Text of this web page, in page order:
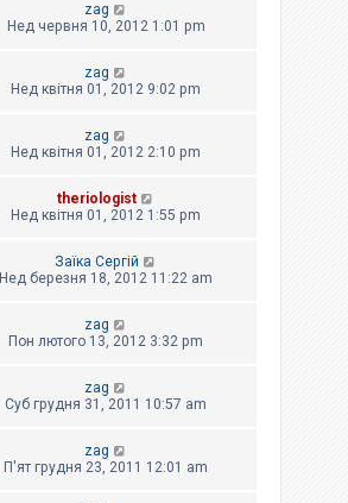
zag
Нед червня 10, 2012 1:01 pm
zag
Нед квітня 01, 2012 9:02 pm
zag
Нед квітня 01, 2012 2:10 pm
theriologist
Нед квітня 01, 2012 1:55 pm
Заїка Сергій
Нед березня 18, 2012 11:22 am
zag
Пон лютого 13, 2012 3:32 pm
zag
Суб грудня 31, 2011 10:57 am
zag
П'ят грудня 23, 2011 12:01 am